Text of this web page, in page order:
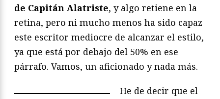
de Capitán Alatriste, y algo retiene en la
retina, pero ni mucho menos ha sido capaz
este escritor mediocre de alcanzar el estilo,
ya que está por debajo del 50% en ese
párrafo. Vamos, un aficionado y nada más.
He de decir que el